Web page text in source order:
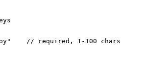
// required, 1-100 chars